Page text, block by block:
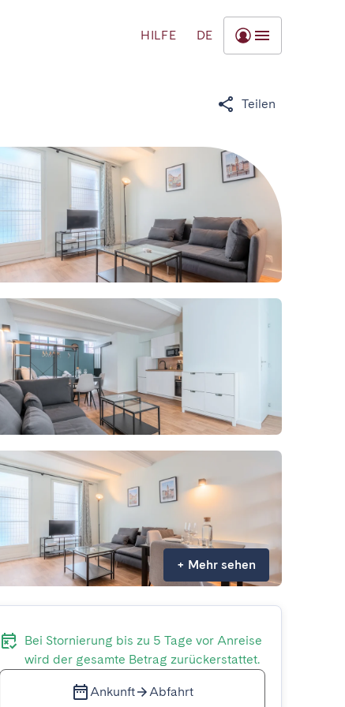
HILFE DE
Teilen
+ Mehr sehen
Bei Stornierung bis zu 5 Tage vor Anreise
wird der gesamte Betrag zurückerstattet.
Ankunft Abfahrt